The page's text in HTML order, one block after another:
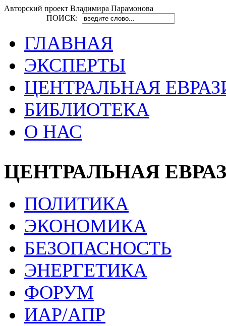
Авторский проект Владимира Парамонова
ПОИСК:
ГЛАВНАЯ
ЭКСПЕРТЫ
ЦЕНТРАЛЬНАЯ
БИБЛИОТЕКА
О НАС
ЦЕНТРАЛЬНАЯ
ПОЛИТИКА
ЭКОНОМИКА
БЕЗОПАСНОСТЬ
ЭНЕРГЕТИКА
ФОРУМ
ИАР/АПР